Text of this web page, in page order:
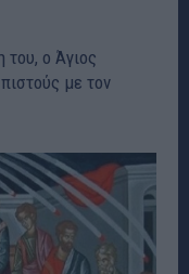
του, ο Άγιος
με τον